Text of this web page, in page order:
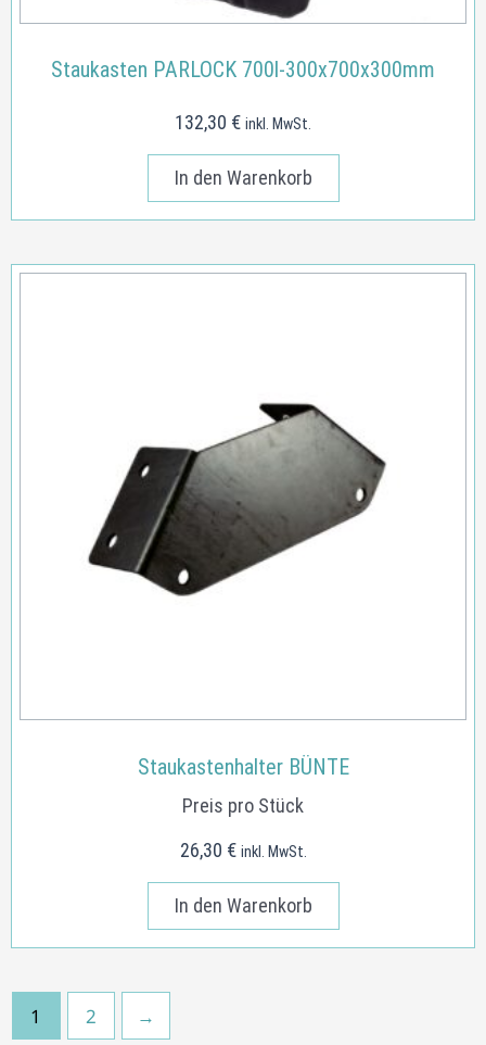
Staukasten PARLOCK 700l-300x700x300mm
132,30 € inkl. MwSt.
In den Warenkorb
Staukastenhalter BÜNTE
Preis pro Stück
26,30 € inkl. MwSt.
In den Warenkorb
1 2 →